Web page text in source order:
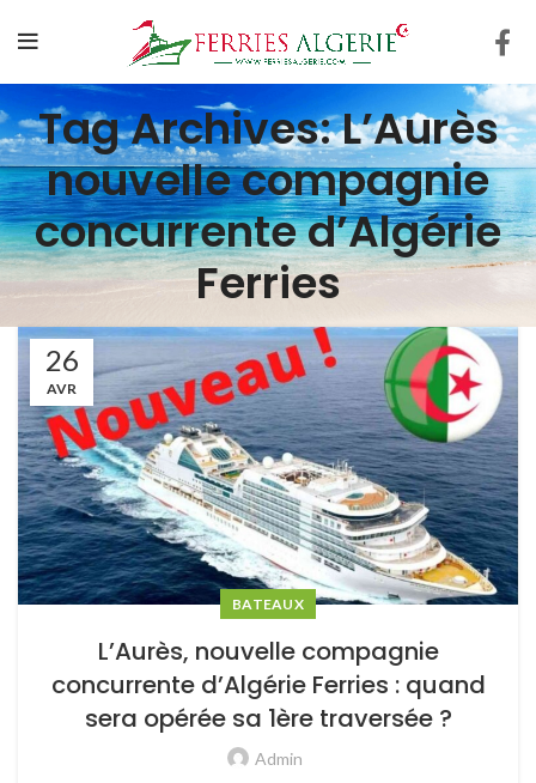
Tag Archives: L’Aurès
nouvelle compagnie
concurrente d’Algérie
Ferries
26
AVR
BATEAUX
L’Aurès, nouvelle compagnie
concurrente d’Algérie Ferries : quand
sera opérée sa 1ère traversée ?
Admin